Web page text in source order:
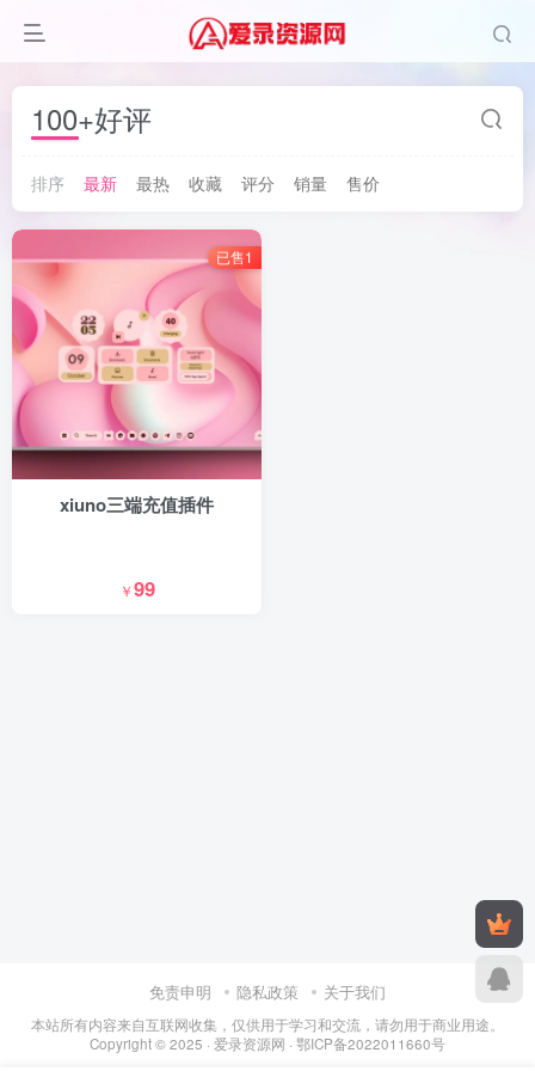
100+好评
排序 最新 最热 收藏 评分 销量 售价
已售1
xiuno三端充值插件
￥99
免责申明 隐私政策 关于我们
本站所有内容来自互联网收集，仅供用于学习和交流，请勿用于商业用途。
Copyright © 2025 · 爱录资源网 · 鄂ICP备2022011660号